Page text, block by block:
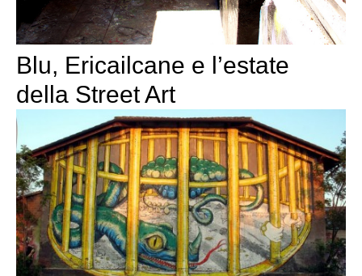
Blu, Ericailcane e l’estate
della Street Art